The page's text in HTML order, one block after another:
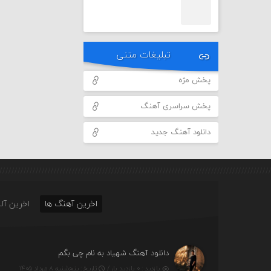
تبلیغات متنی
پخش مژه
پخش سراسری آهنگ
دانلود آهنگ جدید
اخرین آهنگ ها اخرین
دانلود آهنگ شهیاد به نام چی بگم
بازدید : ۰ بازدید بار / تاریخ : پنج‌شنبه ۸ مرداد ۱۴۰۵